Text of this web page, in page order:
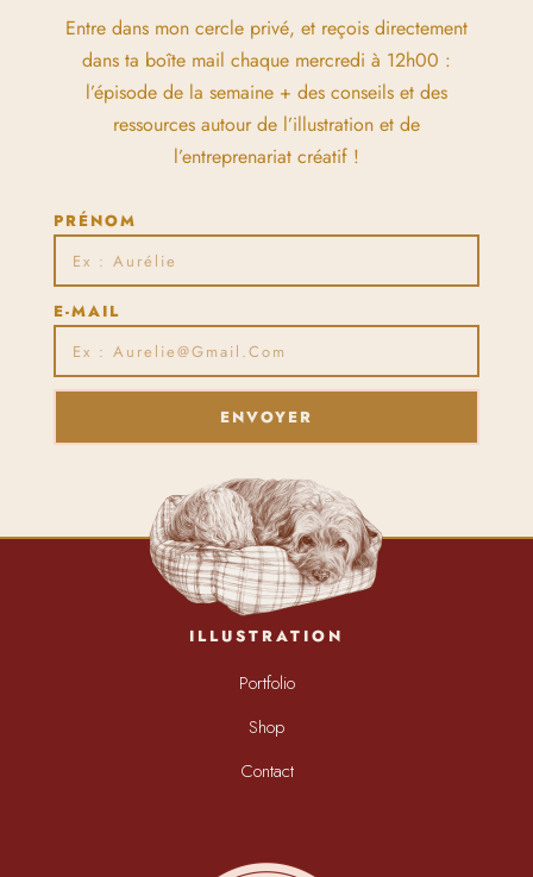
Entre dans mon cercle privé, et reçois directement
dans ta boîte mail chaque mercredi à 12h00 :
l’épisode de la semaine + des conseils et des
ressources autour de l’illustration et de
l’entreprenariat créatif !
PRÉNOM
E-MAIL
ENVOYER
ILLUSTRATION
Portfolio
Shop
Contact